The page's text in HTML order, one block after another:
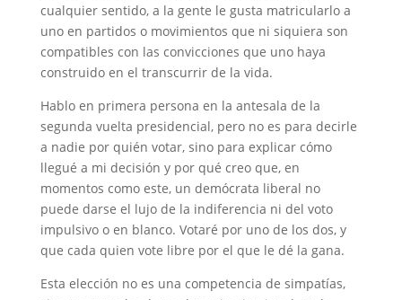
cualquier sentido, a la gente le gusta matricularlo a
uno en partidos o movimientos que ni siquiera son
compatibles con las convicciones que uno haya
construido en el transcurrir de la vida.
Hablo en primera persona en la antesala de la
segunda vuelta presidencial, pero no es para decirle
a nadie por quién votar, sino para explicar cómo
llegué a mi decisión y por qué creo que, en
momentos como este, un demócrata liberal no
puede darse el lujo de la indiferencia ni del voto
impulsivo o en blanco. Votaré por uno de los dos, y
que cada quien vote libre por el que le dé la gana.
Esta elección no es una competencia de simpatías,